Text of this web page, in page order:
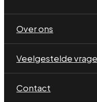
Over ons
Veelgestelde
Contact